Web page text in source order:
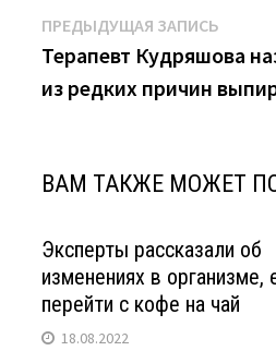
Навигация
по
записям
ПРЕДЫДУЩАЯ ЗАПИСЬ
Терапевт Кудряшова
из редких причин
ВАМ ТАКЖЕ МОЖЕТ
Эксперты рассказали об
изменениях в организме,
перейти с кофе на чай
18.08.2022